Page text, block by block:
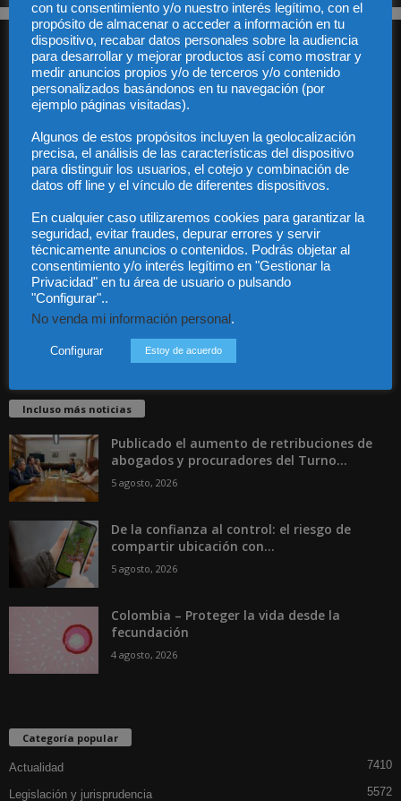
Audiencia y Publicidad
Quiénes somos
Legal
Contacto
Guía Colaboradores
Contáctanos:info@diariojuridico.com
Incluso más noticias
Publicado el aumento de retribuciones de
abogados y procuradores del Turno...
5 agosto, 2026
De la confianza al control: el riesgo de
compartir ubicación con...
5 agosto, 2026
Colombia – Proteger la vida desde la
fecundación
4 agosto, 2026
Categoría popular
Actualidad 7410
Legislación y jurisprudencia 5572
con tu consentimiento y/o nuestro interés legítimo, con el
propósito de almacenar o acceder a información en tu
dispositivo, recabar datos personales sobre la audiencia
para desarrollar y mejorar productos así como mostrar y
medir anuncios propios y/o de terceros y/o contenido
personalizados basándonos en tu navegación (por
ejemplo páginas visitadas).
Algunos de estos propósitos incluyen la geolocalización
precisa, el análisis de las características del dispositivo
para distinguir los usuarios, el cotejo y combinación de
datos off line y el vínculo de diferentes dispositivos.
En cualquier caso utilizaremos cookies para garantizar la
seguridad, evitar fraudes, depurar errores y servir
técnicamente anuncios o contenidos. Podrás objetar al
consentimiento y/o interés legítimo en "Gestionar la
Privacidad" en tu área de usuario o pulsando
"Configurar"..
No venda mi información personal .
Configurar Estoy de acuerdo